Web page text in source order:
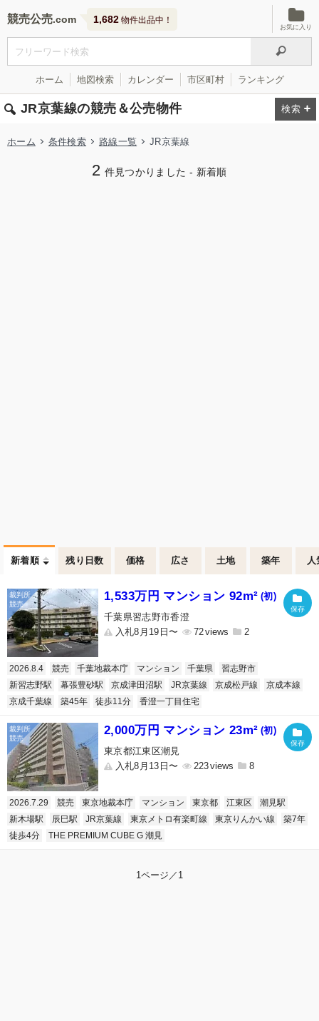
競売公売 1,682 物件出品中！
お気に入り
ホーム 地図検索 カレンダー 市区町村 ランキング
JR京葉線の競売＆公売物件
ホーム 条件検索 路線一覧 JR京葉線
2 件見つかりました - 新着順
新着順 残り日数 価格 広さ 土地 築年 人
1,533万円 マンション 92m² (初)
千葉県習志野市香澄
入札8月19日〜
72 2
2026.8.4 競売 千葉地裁本庁 マンション 千葉県
習志野市
新習志野駅
幕張豊砂駅 京成津田沼駅 JR京葉線 京成松戸線
京成本線
京成千葉線
築45年 徒歩11分 香澄一丁目住宅
2,000万円 マンション 23m² (初)
東京都江東区潮見
入札8月13日〜
223 8
2026.7.29 競売 東京地裁本庁 マンション 東京都 江東区
潮見駅
新木場駅
辰巳駅 JR京葉線 東京メトロ有楽町線 東京りんかい線
築7年
徒歩4分
THE PREMIUM CUBE G 潮見
1ページ／1